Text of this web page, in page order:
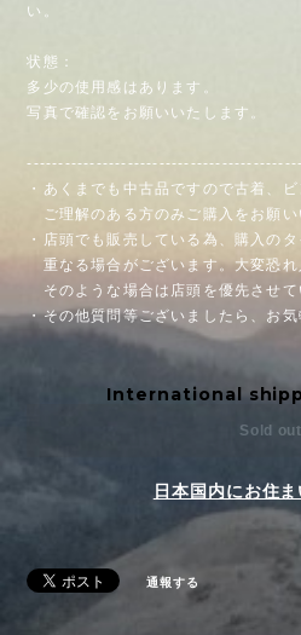
い。
状態：
多少の使用感はあります。
写真で確認をお願いいたします。
・あくまでも中古品ですので古着、
ご理解のある方のみご購入をお願い
・店頭でも販売している為、購入の
重なる場合がございます。大変恐れ
そのような場合は店頭を優先させて
・その他質問等ございましたら、お気
International
Sold out
日本国内にお住
通報する